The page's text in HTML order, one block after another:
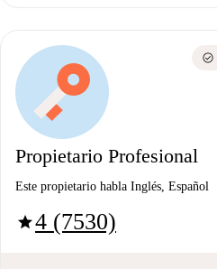
Propietario Profesional
Este propietario habla Inglés, Español
star4 (7530)
check_circle